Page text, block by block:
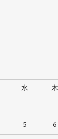
水 木
5 6